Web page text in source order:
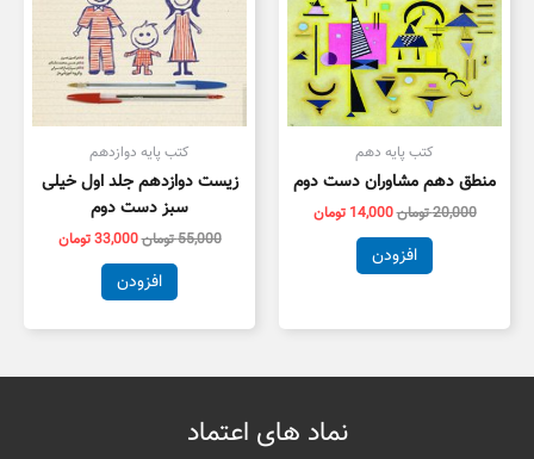
کتب پایه دهم
منطق دهم مشاوران دست دوم
20,000تومان14,000 تومان
افزودن
کتب پایه دوازدهم
زیست دوازدهم جلد اول خیلی
سبز دست دوم
55,000تومان33,000تومان
افزودن
نماد های اعتماد